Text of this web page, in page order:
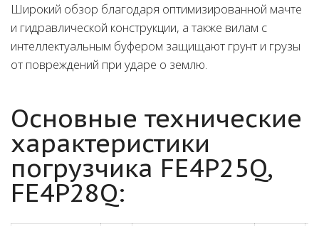
Широкий обзор благодаря оптимизированной мачте
и гидравлической конструкции, а также вилам с
интеллектуальным буфером защищают грунт и грузы
от повреждений при ударе о землю.
Основные технические
характеристики
погрузчика FE4P25Q,
FE4P28Q: